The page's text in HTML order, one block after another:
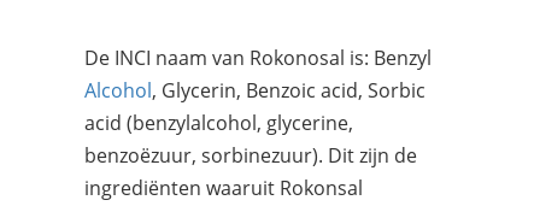
De INCI naam van Rokonosal is: Benzyl
Alcohol, Glycerin, Benzoic acid, Sorbic
acid (benzylalcohol, glycerine,
benzoëzuur, sorbinezuur). Dit zijn de
ingrediënten waaruit Rokonsal